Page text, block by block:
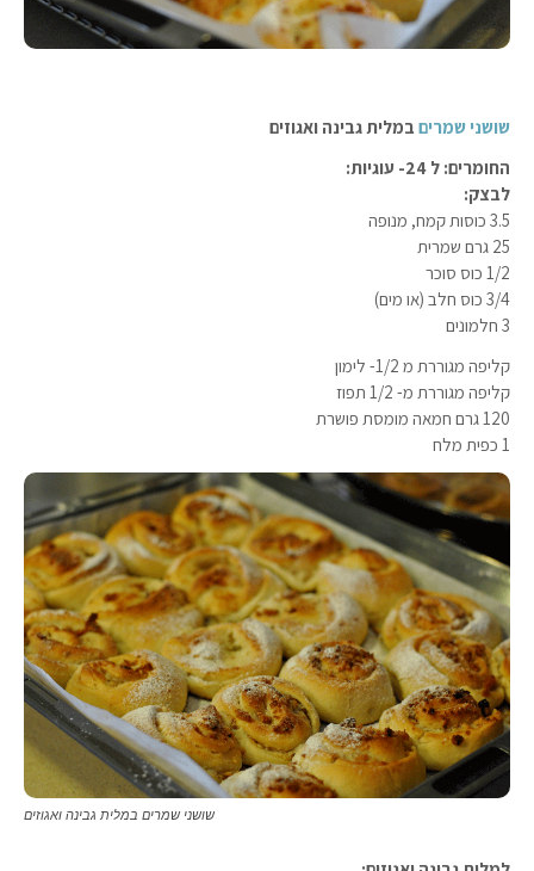
שושני שמרים במלית גבינה ואגוזים
החומרים: ל 24- עוגיות:
לבצק:
3.5 כוסות קמח, מנופה
25 גרם שמרית
1/2 כוס סוכר
3/4 כוס חלב (או מים)
3 חלמונים
קליפה מגוררת מ 1/2- לימון
קליפה מגוררת מ- 1/2 תפוז
120 גרם חמאה מומסת פושרת
1 כפית מלח
שושני שמרים במלית גבינה ואגוזים